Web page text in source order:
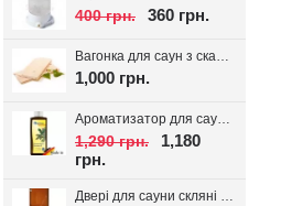
400 грн. 360 грн.
1,000 грн.
Ароматизатор для сауни Spitzner SAUNAMED 190мл.
1,290 грн.
1,180
грн.
Двері для сауни скляні VALTE Бронза 700*1900